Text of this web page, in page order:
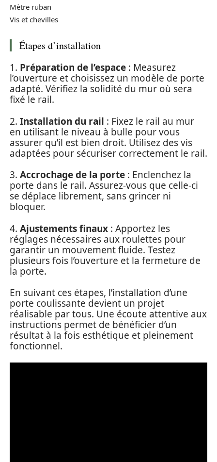
Mètre ruban
Vis et chevilles
Étapes d’installation
1. Préparation de l’espace : Measurez
l’ouverture et choisissez un modèle de porte
adapté. Vérifiez la solidité du mur où sera
fixé le rail.
2. Installation du rail : Fixez le rail au mur
en utilisant le niveau à bulle pour vous
assurer qu’il est bien droit. Utilisez des vis
adaptées pour sécuriser correctement le rail.
3. Accrochage de la porte : Enclenchez la
porte dans le rail. Assurez-vous que celle-ci
se déplace librement, sans grincer ni
bloquer.
4. Ajustements finaux : Apportez les
réglages nécessaires aux roulettes pour
garantir un mouvement fluide. Testez
plusieurs fois l’ouverture et la fermeture de
la porte.
En suivant ces étapes, l’installation d’une
porte coulissante devient un projet
réalisable par tous. Une écoute attentive aux
instructions permet de bénéficier d’un
résultat à la fois esthétique et pleinement
fonctionnel.